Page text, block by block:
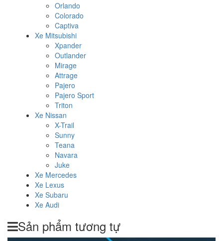
Orlando
Colorado
Captiva
Xe Mitsubishi
Xpander
Outlander
Mirage
Attrage
Pajero
Pajero Sport
Triton
Xe Nissan
X-Trail
Sunny
Teana
Navara
Juke
Xe Mercedes
Xe Lexus
Xe Subaru
Xe Audi
Sản phẩm tương tự